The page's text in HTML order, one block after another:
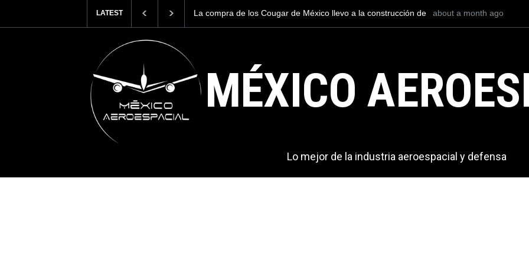
LATEST
Honduras recibe el TP-75 Dulus en el espectáculo aéreo AEE
La Infantería de
bombarderos y 381
about a month ago
MÉXICO
Lo mejor de la industria aeroespacial y defensa